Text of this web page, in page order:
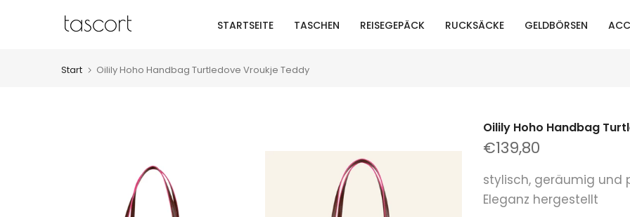
STARTSEITE TASCHEN REISEGEPÄCK RUCKSÄCKE GELDBÖRSEN
Start Oilily Hoho Handbag Turtledove Vroukje Teddy
Oilily Hoho Handbag
€139,80
stylisch, geräumig und
Eleganz hergestellt